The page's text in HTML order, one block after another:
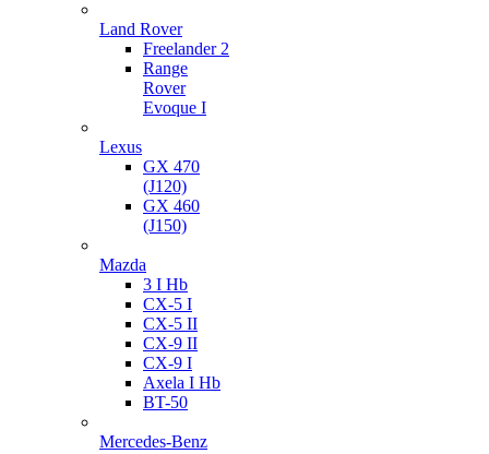
Land Rover
Freelander 2
Range
Rover
Evoque I
Lexus
GX 470
(J120)
GX 460
(J150)
Mazda
3 I Hb
CX-5 I
CX-5 II
CX-9 II
CX-9 I
Axela I Hb
BT-50
Mercedes-Benz